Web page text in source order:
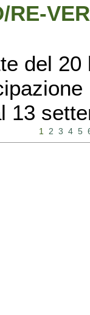
RE-
del
13
1 2 3 4 5